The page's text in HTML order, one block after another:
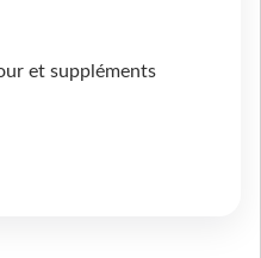
et suppléments